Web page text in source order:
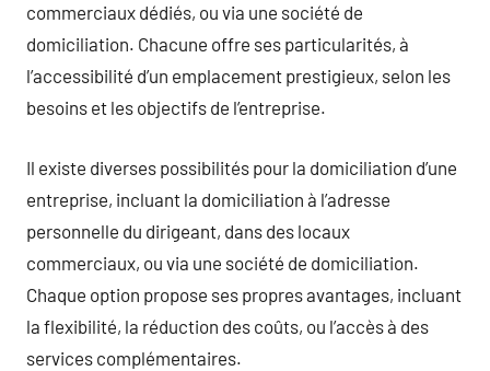
commerciaux dédiés, ou via une société de
domiciliation. Chacune offre ses particularités, à
l’accessibilité d’un emplacement prestigieux, selon les
besoins et les objectifs de l’entreprise.
Il existe diverses possibilités pour la domiciliation d’une
entreprise, incluant la domiciliation à l’adresse
personnelle du dirigeant, dans des locaux
commerciaux, ou via une société de domiciliation.
Chaque option propose ses propres avantages, incluant
la flexibilité, la réduction des coûts, ou l’accès à des
services complémentaires.